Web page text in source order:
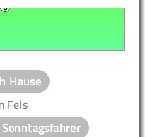
Hause
Fels